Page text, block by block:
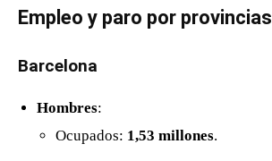
Empleo y paro por provincias
Barcelona
Hombres:
Ocupados: 1,53 millones.